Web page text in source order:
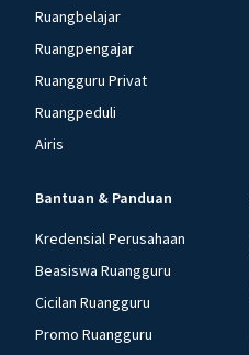
Ruangbelajar
Ruangpengajar
Ruangguru Privat
Ruangpeduli
Airis
Bantuan & Panduan
Kredensial Perusahaan
Beasiswa Ruangguru
Cicilan Ruangguru
Promo Ruangguru